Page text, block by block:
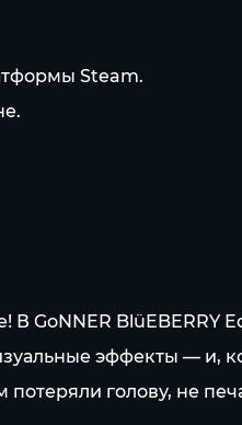
Steam.
GoNNER BlüEBERRY
эффекты — и,
голову, не